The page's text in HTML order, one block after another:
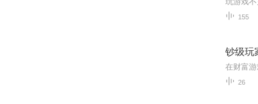
155
钞级玩
26